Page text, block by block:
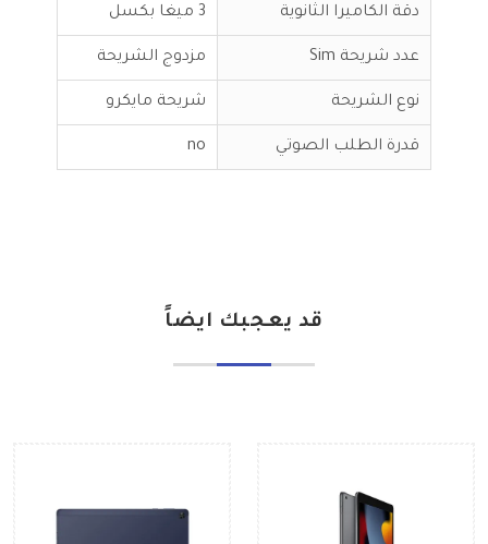
دقة الكاميرا الثانوية 3 ميغا بكسل
عدد شريحة Sim مزدوج الشريحة
نوع الشريحة شريحة مايكرو
قدرة الطلب الصوتي no
قد يعجبك ايضاً